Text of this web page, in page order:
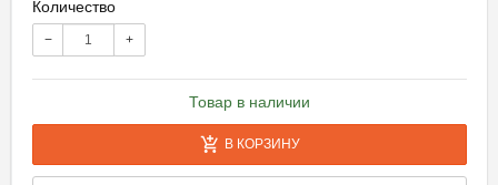
Количество
− +
Товар в наличии
В КОРЗИНУ